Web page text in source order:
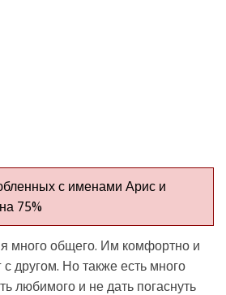
с именами Арис и
75%
много общего. Им комфортно и
другом. Но также есть много
любимого и не дать погаснуть